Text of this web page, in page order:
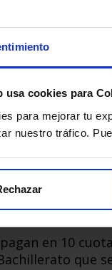
usa cookies para
para mejorar tu
nuestro tráfico.
en 10
que